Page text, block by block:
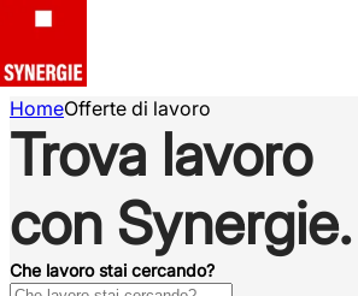
HomeOfferte di lavoro
Trova lavoro
con Synergie.
Che lavoro stai cercando?